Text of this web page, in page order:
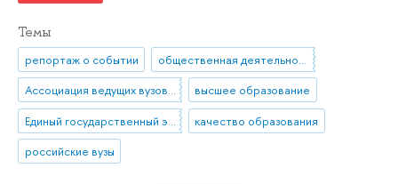
Темы
репортаж о событии
общественная деятельность
Ассоциация ведущих вузов России в области экономики и менеджмента
высшее образование
Единый государственный экзамен (ЕГЭ)
качество образования
российские вузы